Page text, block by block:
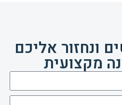
ונחזור אליכם
מקצועית